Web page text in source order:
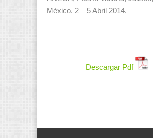
México. 2 – 5 Abril 2014.
Descargar Pdf